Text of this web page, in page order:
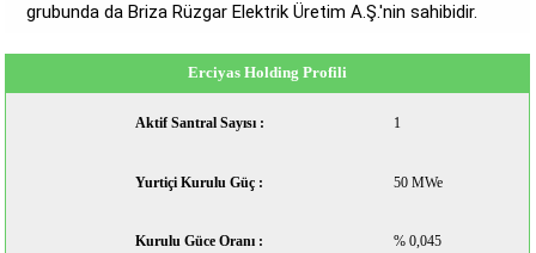
grubunda da Briza Rüzgar Elektrik Üretim A.Ş.'nin sahibidir.
Erciyas Holding Profili
Aktif Santral Sayısı : 1
Yurtiçi Kurulu Güç : 50 MWe
Kurulu Güce Oranı : % 0,045